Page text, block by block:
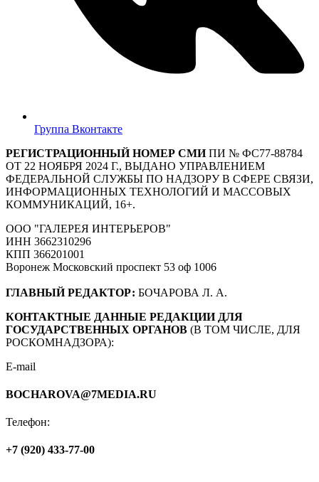
Группа Вконтакте
РЕГИСТРАЦИОННЫЙ НОМЕР СМИПИ № ФС77-88784
ОТ 22 НОЯБРЯ 2024 Г., ВЫДАНО УПРАВЛЕНИЕМ
ФЕДЕРАЛЬНОЙ СЛУЖБЫ ПО НАДЗОРУ В СФЕРЕ СВЯЗИ,
ИНФОРМАЦИОННЫХ ТЕХНОЛОГИЙ И МАССОВЫХ
КОММУНИКАЦИЙ, 16+.
ООО "ГАЛЕРЕЯ ИНТЕРЬЕРОВ"
ИНН 3662310296
КПП 366201001
Воронеж Московский проспект 53 оф 1006
ГЛАВНЫЙ РЕДАКТОР: БОЧАРОВА Л. А.
КОНТАКТНЫЕ ДАННЫЕ РЕДАКЦИИ ДЛЯ
ГОСУДАРСТВЕННЫХ ОРГАНОВ (В ТОМ ЧИСЛЕ, ДЛЯ
РОСКОМНАДЗОРА):
E-mail
BOCHAROVA@7MEDIA.RU
Телефон:
+7 (920) 433-77-00